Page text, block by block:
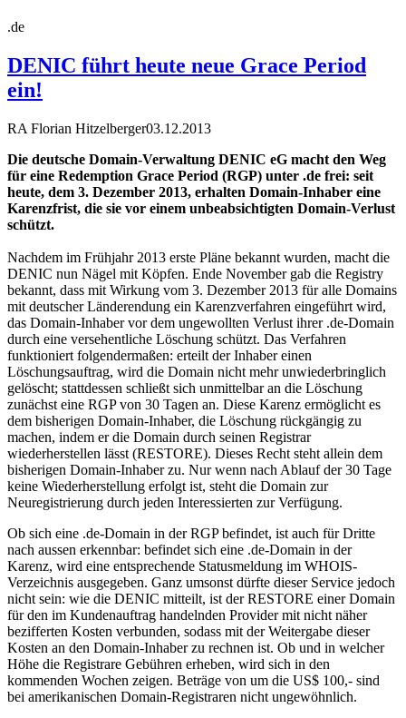
.de
DENIC führt heute neue Grace Period
ein!
RA Florian Hitzelberger03.12.2013
Die deutsche Domain-Verwaltung DENIC eG macht den Weg
für eine Redemption Grace Period (RGP) unter .de frei: seit
heute, dem 3. Dezember 2013, erhalten Domain-Inhaber eine
Karenzfrist, die sie vor einem unbeabsichtigten Domain-Verlust
schützt.
Nachdem im Frühjahr 2013 erste Pläne bekannt wurden, macht die
DENIC nun Nägel mit Köpfen. Ende November gab die Registry
bekannt, dass mit Wirkung vom 3. Dezember 2013 für alle Domains
mit deutscher Länderendung ein Karenzverfahren eingeführt wird,
das Domain-Inhaber vor dem ungewollten Verlust ihrer .de-Domain
durch eine versehentliche Löschung schützt. Das Verfahren
funktioniert folgendermaßen: erteilt der Inhaber einen
Löschungsauftrag, wird die Domain nicht mehr unwiederbringlich
gelöscht; stattdessen schließt sich unmittelbar an die Löschung
zunächst eine RGP von 30 Tagen an. Diese Karenz ermöglicht es
dem bisherigen Domain-Inhaber, die Löschung rückgängig zu
machen, indem er die Domain durch seinen Registrar
wiederherstellen lässt (RESTORE). Dieses Recht steht allein dem
bisherigen Domain-Inhaber zu. Nur wenn nach Ablauf der 30 Tage
keine Wiederherstellung erfolgt ist, steht die Domain zur
Neuregistrierung durch jeden Interessierten zur Verfügung.
Ob sich eine .de-Domain in der RGP befindet, ist auch für Dritte
nach aussen erkennbar: befindet sich eine .de-Domain in der
Karenz, wird eine entsprechende Statusmeldung im WHOIS-
Verzeichnis ausgegeben. Ganz umsonst dürfte dieser Service jedoch
nicht sein: wie die DENIC mitteilt, ist der RESTORE einer Domain
für den im Kundenauftrag handelnden Provider mit nicht näher
bezifferten Kosten verbunden, sodass mit der Weitergabe dieser
Kosten an den Domain-Inhaber zu rechnen ist. Ob und in welcher
Höhe die Registrare Gebühren erheben, wird sich in den
kommenden Wochen zeigen. Beträge von um die US$ 100,- sind
bei amerikanischen Domain-Registraren nicht ungewöhnlich.